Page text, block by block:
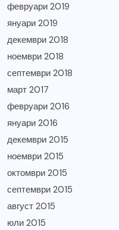
февруари 2019
януари 2019
декември 2018
ноември 2018
септември 2018
март 2017
февруари 2016
януари 2016
декември 2015
ноември 2015
октомври 2015
септември 2015
август 2015
юли 2015